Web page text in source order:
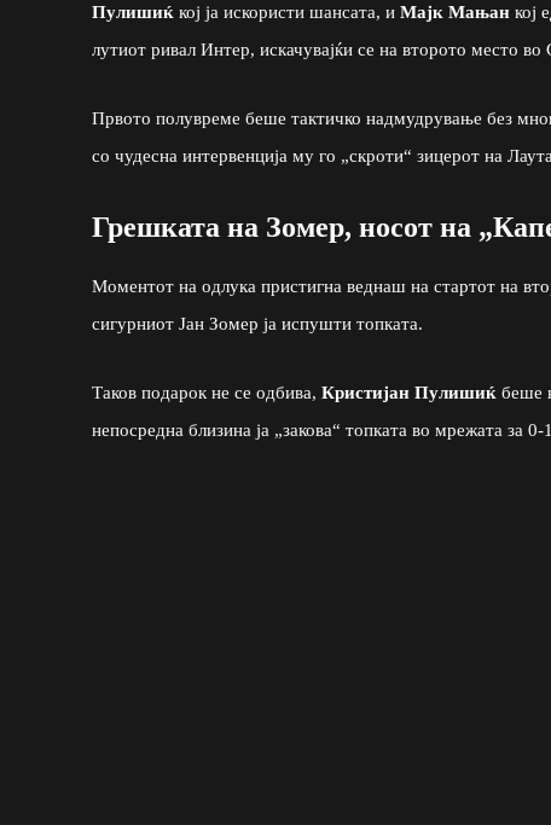
Пулишиќ кој ја искористи шансата, и Мајк Мањан кој
лутиот ривал Интер, искачувајќи се на второто место
Првото полувреме беше тактичко надмудрување без
со чудесна интервенција му го „скроти“ зицерот на
Грешката на Зомер, носот на
Моментот на одлука пристигна веднаш на стартот на
сигурниот Јан Зомер ја испушти топката.
Таков подарок не се одбива, Кристијан Пулишиќ беше
непосредна близина ја „закова“ топката во мрежата за 0-